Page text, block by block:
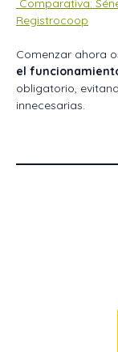
Comparativa:
Registrocoop
Comenzar ahora
el
obligatorio,
innecesarias.